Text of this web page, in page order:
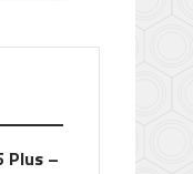
Plus –